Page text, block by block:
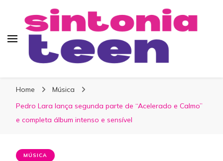
Home
Música
Pedro Lara lança segunda parte de “Acelerado e Calmo”
e completa álbum intenso e sensível
MÚSICA